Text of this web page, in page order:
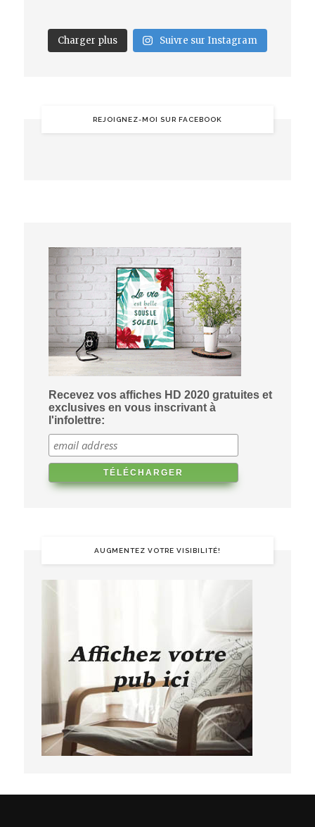
Charger plus Suivre sur Instagram
REJOIGNEZ-MOI SUR FACEBOOK
Recevez vos affiches HD 2020 gratuites et
exclusives en vous inscrivant à
l'infolettre:
AUGMENTEZ VOTRE VISIBILITÉ!